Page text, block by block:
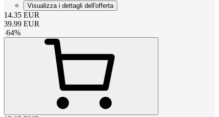
Visualizza i dettagli dell'offerta
14.35 EUR
39.99 EUR
-64%